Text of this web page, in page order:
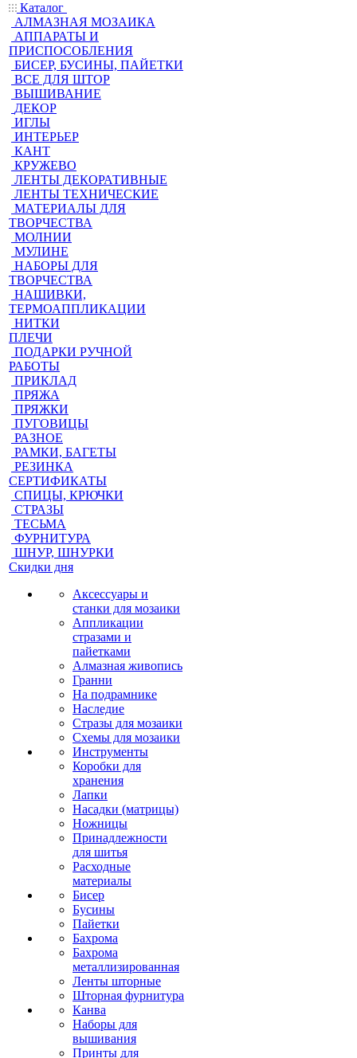
Каталог
АЛМАЗНАЯ МОЗАИКА
АППАРАТЫ И
ПРИСПОСОБЛЕНИЯ
БИСЕР, БУСИНЫ, ПАЙЕТКИ
ВСЕ ДЛЯ ШТОР
ВЫШИВАНИЕ
ДЕКОР
ИГЛЫ
ИНТЕРЬЕР
КАНТ
КРУЖЕВО
ЛЕНТЫ ДЕКОРАТИВНЫЕ
ЛЕНТЫ ТЕХНИЧЕСКИЕ
МАТЕРИАЛЫ ДЛЯ
ТВОРЧЕСТВА
МОЛНИИ
МУЛИНЕ
НАБОРЫ ДЛЯ
ТВОРЧЕСТВА
НАШИВКИ,
ТЕРМОАППЛИКАЦИИ
НИТКИ
ПЛЕЧИ
ПОДАРКИ РУЧНОЙ
РАБОТЫ
ПРИКЛАД
ПРЯЖА
ПРЯЖКИ
ПУГОВИЦЫ
РАЗНОЕ
РАМКИ, БАГЕТЫ
РЕЗИНКА
СЕРТИФИКАТЫ
СПИЦЫ, КРЮЧКИ
СТРАЗЫ
ТЕСЬМА
ФУРНИТУРА
ШНУР, ШНУРКИ
Скидки дня
Аксессуары и
станки для мозаики
Аппликации
стразами и
пайетками
Алмазная живопись
Гранни
На подрамнике
Наследие
Стразы для мозаики
Схемы для мозаики
Инструменты
Коробки для
хранения
Лапки
Насадки (матрицы)
Ножницы
Принадлежности
для шитья
Расходные
материалы
Бисер
Бусины
Пайетки
Бахрома
Бахрома
металлизированная
Ленты шторные
Шторная фурнитура
Канва
Наборы для
вышивания
Принты для